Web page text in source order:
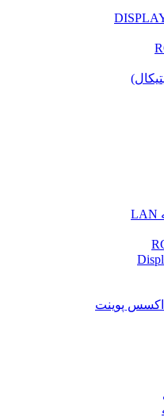
اکسس پوینت